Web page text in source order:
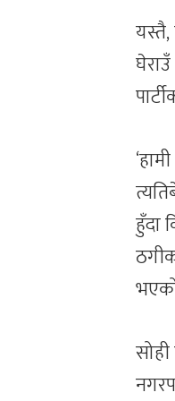
हुँदा